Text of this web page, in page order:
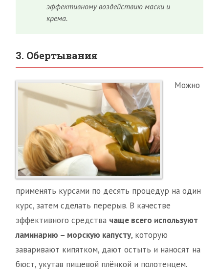
эффективному воздействию маски и
крема.
3. Обертывания
Можно
применять курсами по десять процедур на один
курс, затем сделать перерыв. В качестве
эффективного средства чаще всего используют
ламинарию – морскую капусту, которую
заваривают кипятком, дают остыть и наносят на
бюст, укутав пищевой плёнкой и полотенцем.